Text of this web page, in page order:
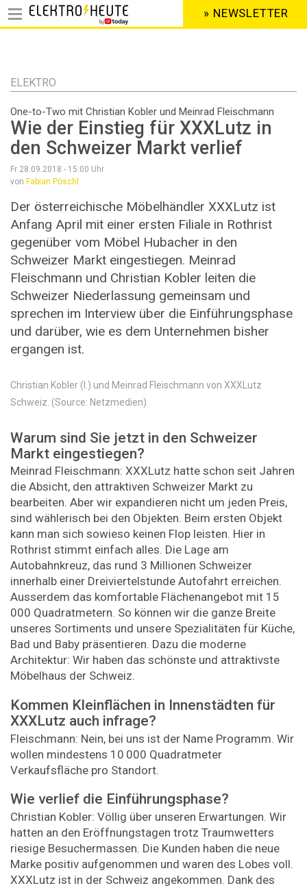
Inhalt
HEADER
MENU
» NEWSLETTER
ELEKTRO
One-to-Two mit Christian Kobler und Meinrad Fleischmann
Wie der Einstieg für XXXLutz in
den Schweizer Markt verlief
Fr 28.09.2018 - 15:00 Uhr
von Fabian Pöschl
Der österreichische Möbelhändler XXXLutz ist
Anfang April mit einer ersten Filiale in Rothrist
gegenüber vom Möbel Hubacher in den
Schweizer Markt eingestiegen. Meinrad
Fleischmann und Christian Kobler leiten die
Schweizer Niederlassung gemeinsam und
sprechen im Interview über die Einführungsphase
und darüber, wie es dem Unternehmen bisher
ergangen ist.
Christian Kobler (l.) und Meinrad Fleischmann von XXXLutz
Schweiz. (Source: Netzmedien)
Warum sind Sie jetzt in den Schweizer
Markt eingestiegen?
Meinrad Fleischmann: XXXLutz hatte schon seit Jahren
die Absicht, den attraktiven Schweizer Markt zu
bearbeiten. Aber wir expandieren nicht um jeden Preis,
sind wählerisch bei den Objekten. Beim ersten Objekt
kann man sich sowieso keinen Flop leisten. Hier in
Rothrist stimmt einfach alles. Die Lage am
Autobahnkreuz, das rund 3 Millionen Schweizer
innerhalb einer Dreiviertelstunde Autofahrt erreichen.
Ausserdem das komfortable Flächenangebot mit 15
000 Quadratmetern. So können wir die ganze Breite
unseres Sortiments und unsere Spezialitäten für Küche,
Bad und Baby präsentieren. Dazu die moderne
Architektur: Wir haben das schönste und attraktivste
Möbelhaus der Schweiz.
Kommen Kleinflächen in Innenstädten für
XXXLutz auch infrage?
Fleischmann: Nein, bei uns ist der Name Programm. Wir
wollen mindestens 10 000 Quadratmeter
Verkaufsfläche pro Standort.
Wie verlief die Einführungsphase?
Christian Kobler: Völlig über unseren Erwartungen. Wir
hatten an den Eröffnungstagen trotz Traumwetters
riesige Besuchermassen. Die Kunden haben die neue
Marke positiv aufgenommen und waren des Lobes voll.
XXXLutz ist in der Schweiz angekommen. Dank des